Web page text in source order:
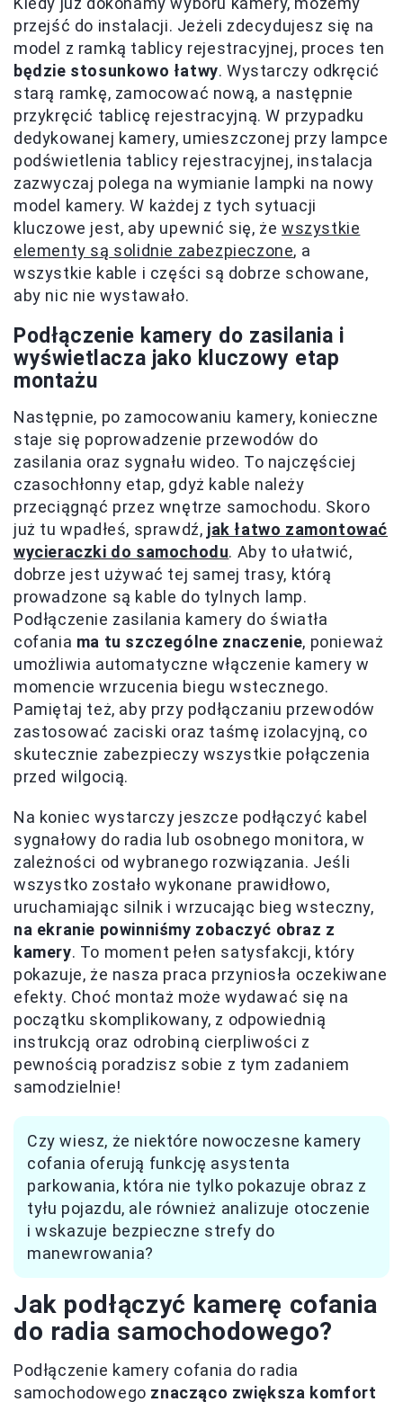
przejść do instalacji. Jeżeli zdecydujesz się na
model z ramką tablicy rejestracyjnej, proces ten
będzie stosunkowo łatwy. Wystarczy odkręcić
starą ramkę, zamocować nową, a następnie
przykręcić tablicę rejestracyjną. W przypadku
dedykowanej kamery, umieszczonej przy lampce
podświetlenia tablicy rejestracyjnej, instalacja
zazwyczaj polega na wymianie lampki na nowy
model kamery. W każdej z tych sytuacji
kluczowe jest, aby upewnić się, żewszystkie
elementy są solidnie zabezpieczone, a
wszystkie kable i części są dobrze schowane,
aby nic nie wystawało.
Podłączenie kamery do zasilania i
wyświetlacza jako kluczowy etap
montażu
Następnie, po zamocowaniu kamery, konieczne
staje się poprowadzenie przewodów do
zasilania oraz sygnału wideo. To najczęściej
czasochłonny etap, gdyż kable należy
przeciągnąć przez wnętrze samochodu. Skoro
już tu wpadłeś, sprawdź, jak łatwo zamontować
wycieraczki do samochodu. Aby to ułatwić,
dobrze jest używać tej samej trasy, którą
prowadzone są kable do tylnych lamp.
Podłączenie zasilania kamery do światła
cofania ma tu szczególne znaczenie, ponieważ
umożliwia automatyczne włączenie kamery w
momencie wrzucenia biegu wstecznego.
Pamiętaj też, aby przy podłączaniu przewodów
zastosować zaciski oraz taśmę izolacyjną, co
skutecznie zabezpieczy wszystkie połączenia
przed wilgocią.
Na koniec wystarczy jeszcze podłączyć kabel
sygnałowy do radia lub osobnego monitora, w
zależności od wybranego rozwiązania. Jeśli
wszystko zostało wykonane prawidłowo,
uruchamiając silnik i wrzucając bieg wsteczny,
na ekranie powinniśmy zobaczyć obraz z
kamery. To moment pełen satysfakcji, który
pokazuje, że nasza praca przyniosła oczekiwane
efekty. Choć montaż może wydawać się na
początku skomplikowany, z odpowiednią
instrukcją oraz odrobiną cierpliwości z
pewnością poradzisz sobie z tym zadaniem
samodzielnie!
Czy wiesz, że niektóre nowoczesne kamery
cofania oferują funkcję asystenta
parkowania, która nie tylko pokazuje obraz z
tyłu pojazdu, ale również analizuje otoczenie
i wskazuje bezpieczne strefy do
manewrowania?
Jak podłączyć kamerę cofania
do radia samochodowego?
Podłączenie kamery cofania do radia
samochodowego znacząco zwiększa komfort